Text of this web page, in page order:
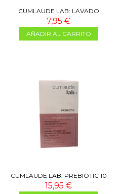
CUMLAUDE LAB: LAVADO
VAGINAL CLX 140 ML
7,95 €
AÑADIR AL CARRITO
CUMLAUDE LAB: PREBIOTIC 10
ÓVULOS
15,95 €